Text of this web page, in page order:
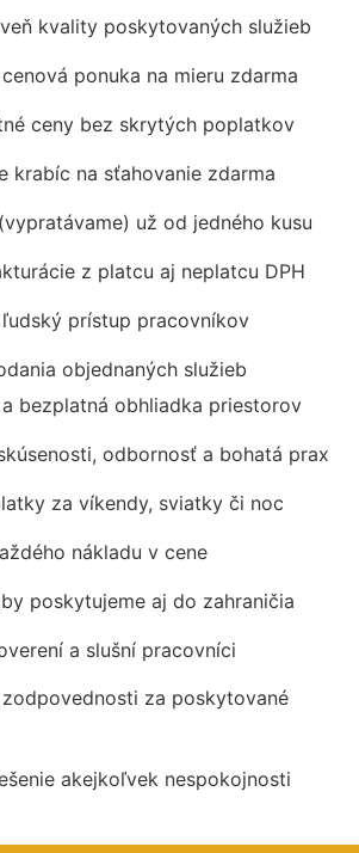
kvality poskytovaných služieb
ponuka na mieru zdarma
ceny bez skrytých poplatkov
krabíc na sťahovanie zdarma
už od jedného kusu
z platcu aj neplatcu DPH
prístup pracovníkov
objednaných služieb
bezplatná obhliadka priestorov
odbornosť a bohatá prax
za víkendy, sviatky či noc
nákladu v cene
poskytujeme aj do zahraničia
a slušní pracovníci
za poskytované
akejkoľvek nespokojnosti